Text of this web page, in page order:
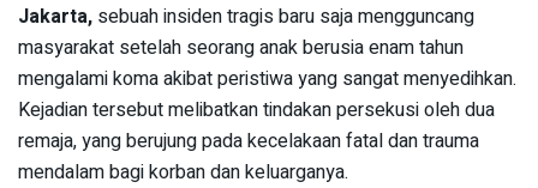
Jakarta, sebuah insiden tragis baru saja mengguncang
masyarakat setelah seorang anak berusia enam tahun
mengalami koma akibat peristiwa yang sangat menyedihkan.
Kejadian tersebut melibatkan tindakan persekusi oleh dua
remaja, yang berujung pada kecelakaan fatal dan trauma
mendalam bagi korban dan keluarganya.